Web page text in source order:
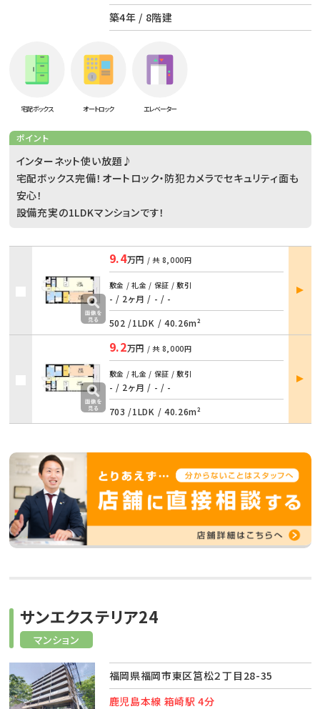
築4年 / 8階建
宅配ボックス オートロック エレベーター
ポイント
インターネット使い放題♪
宅配ボックス完備！オートロック・防犯カメラでセキュリティ面も
安心！
設備充実の1LDKマンションです！
9.4万円 / 共 8,000円
敷金 / 礼金 / 保証 / 敷引
- / 2ヶ月 / - / -
502 /1LDK / 40.26m²
部屋
詳細
9.2万円 / 共 8,000円
敷金 / 礼金 / 保証 / 敷引
- / 2ヶ月 / - / -
703 /1LDK / 40.26m²
部屋
詳細
マンション
サンエクステリア24
福岡県福岡市東区筥松２丁目28-35
鹿児島本線 箱崎駅 4分